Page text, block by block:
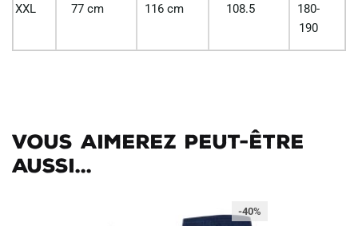
XXL 77 cm 116 cm 108.5
180-
190
Vous aimerez peut-être
aussi...
-40%